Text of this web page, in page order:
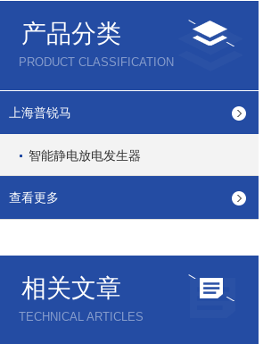
产品分类
PRODUCT CLASSIFICATION
上海普锐马
智能静电放电发生器
查看更多
相关文章
TECHNICAL ARTICLES